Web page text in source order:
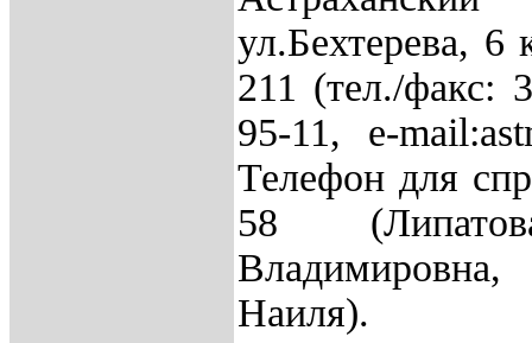
ул.Бехтерева, 6
211 (тел./факс:
95-11, e-mail:
Телефон для
58
Наиля).